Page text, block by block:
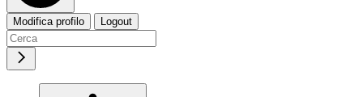
Modifica profilo Logout